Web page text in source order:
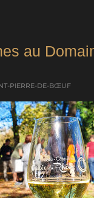
au
PIERRE-DE-BŒUF